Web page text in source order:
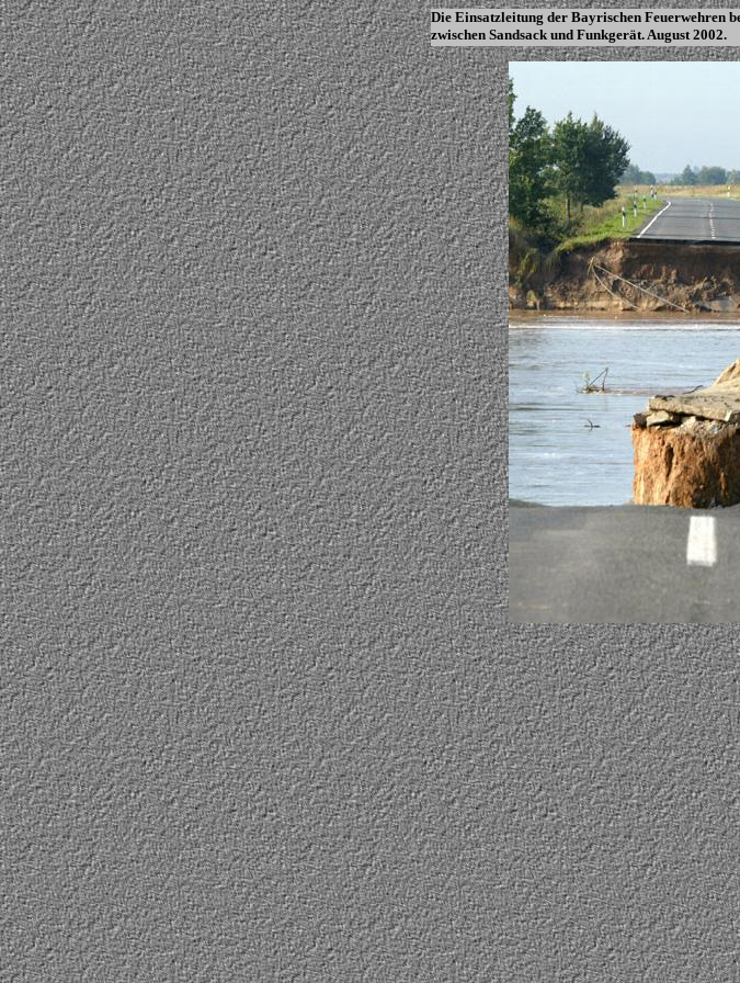
Die Einsatzleitung der Bayrischen Feuerwehren
zwischen Sandsack und Funkgerät. August 2002.